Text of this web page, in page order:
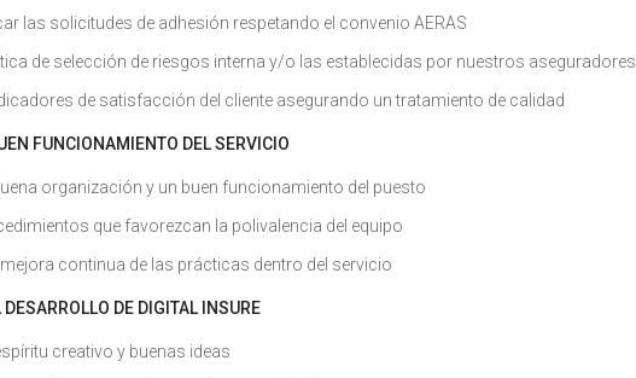
las solicitudes de adhesión respetando el convenio AERAS
de selección de riesgos interna y/o las establecidas por nuestros aseguradores
de satisfacción del cliente asegurando un tratamiento de calidad
FUNCIONAMIENTO DEL SERVICIO
organización y un buen funcionamiento del puesto
que favorezcan la polivalencia del equipo
continua de las prácticas dentro del servicio
DESARROLLO DE DIGITAL INSURE
creativo y buenas ideas